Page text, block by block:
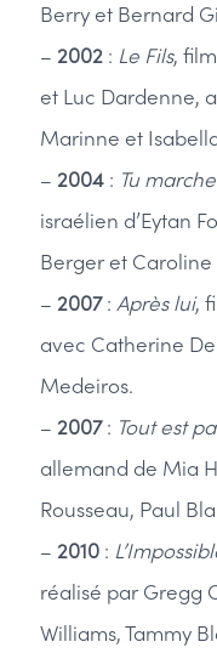
Berry et Bernard
–2002 : Le Fils,
et Luc Dardenne,
Marinne et
–2004 : Tu
israélien d’Eytan
Berger et Caroline
–2007:Après lui,
avec Catherine
Medeiros.
–2007: Tout est
allemand de Mia
Rousseau, Paul
–2010 :
réalisé par Gregg
Williams, Tammy